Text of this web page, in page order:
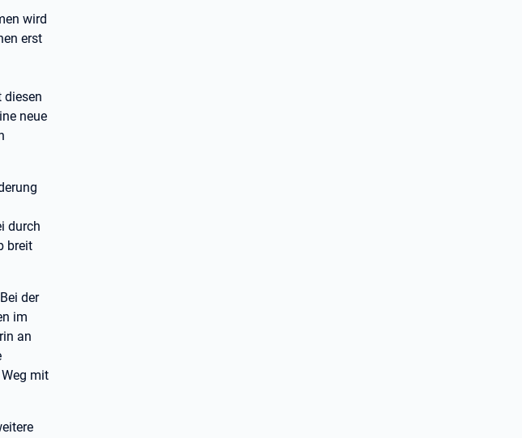
wird
erst
diesen
neue
durch
breit
der
im
an
mit